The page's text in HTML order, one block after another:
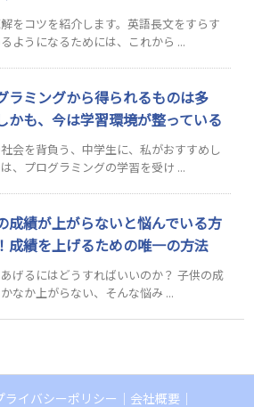
をコツを紹介します。英語長文をすらす
ようになるためには、これから ...
ラミングから得られるものは多
かも、今は学習環境が整っている
会を背負う、中学生に、私がおすすめし
、プログラミングの学習を受け ...
成績が上がらないと悩んでいる方
成績を上げるための唯一の方法
げるにはどうすればいいのか？ 子供の成
なか上がらない、そんな悩み ...
ライバシーポリシー 会社概要